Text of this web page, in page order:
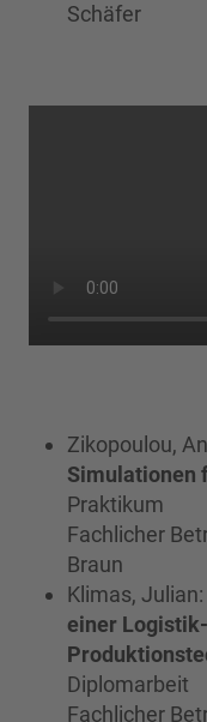
Schäfer
Zikopoulou,
Simulationen
Praktikum
Fachlicher
Braun
Klimas, Julian:
einer
Diplomarbeit
Fachlicher